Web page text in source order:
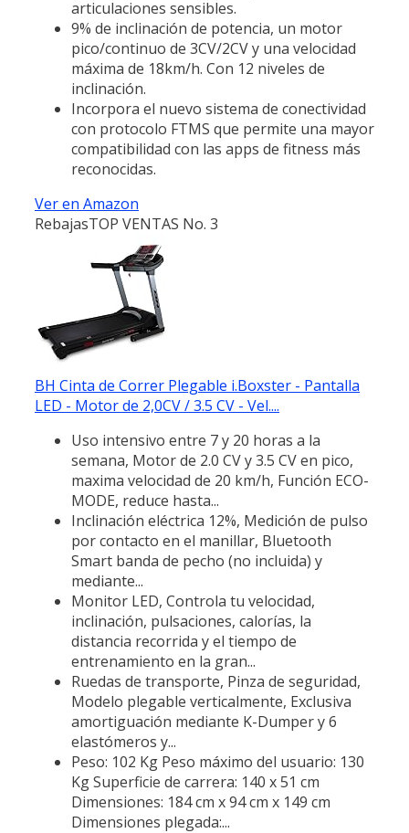
articulaciones sensibles.
9% de inclinación de potencia, un motor
pico/continuo de 3CV/2CV y una velocidad
máxima de 18km/h. Con 12 niveles de
inclinación.
Incorpora el nuevo sistema de conectividad
con protocolo FTMS que permite una mayor
compatibilidad con las apps de fitness más
reconocidas.
Ver en Amazon
RebajasTOP VENTAS No. 3
BH Cinta de Correr Plegable i.Boxster - Pantalla
LED - Motor de 2,0CV / 3.5 CV - Vel....
Uso intensivo entre 7 y 20 horas a la
semana, Motor de 2.0 CV y 3.5 CV en pico,
maxima velocidad de 20 km/h, Función ECO-
MODE, reduce hasta...
Inclinación eléctrica 12%, Medición de pulso
por contacto en el manillar, Bluetooth
Smart banda de pecho (no incluida) y
mediante...
Monitor LED, Controla tu velocidad,
inclinación, pulsaciones, calorías, la
distancia recorrida y el tiempo de
entrenamiento en la gran...
Ruedas de transporte, Pinza de seguridad,
Modelo plegable verticalmente, Exclusiva
amortiguación mediante K-Dumper y 6
elastómeros y...
Peso: 102 Kg Peso máximo del usuario: 130
Kg Superficie de carrera: 140 x 51 cm
Dimensiones: 184 cm x 94 cm x 149 cm
Dimensiones plegada:...